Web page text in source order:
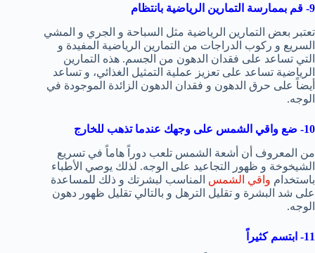
9- قم بممارسة التمارين الرياضية بانتظام
تعتبر بعض التمارين الرياضية مثل السباحة و الجري و المشي
السريع و ركوب الدراجات من التمارين الرياضية المفيدة و
التي تساعد على فقدان الدهون من الجسم. هذه التمارين
الرياضية تساعد على تعزيز عملية التمثيل الغذائي، و تساعد
أيضاً على حرق الدهون و فقدان الدهون الزائدة الموجودة في
الوجه.
10- ضع واقي الشمس على وجهك عندما تذهب للخارج
من المعروف أن أشعة الشمس تلعب دوراً هاماً في تسريع
الشيخوخة و ظهور التجاعيد على الوجه. لذلك يوصي الأطباء
باستخدام واقي الشمس المناسب لبشرتك و ذلك للمساعدة
على شد البشرة و تقليل الترهل و بالتالي تقليل ظهور دهون
الوجه.
11- ابتسم كثيراً